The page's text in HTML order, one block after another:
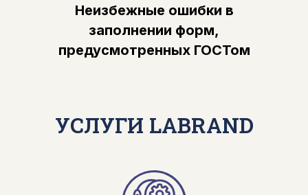
Неизбежные ошибки в
заполнении форм,
предусмотренных ГОСТом
УСЛУГИ LABRAND